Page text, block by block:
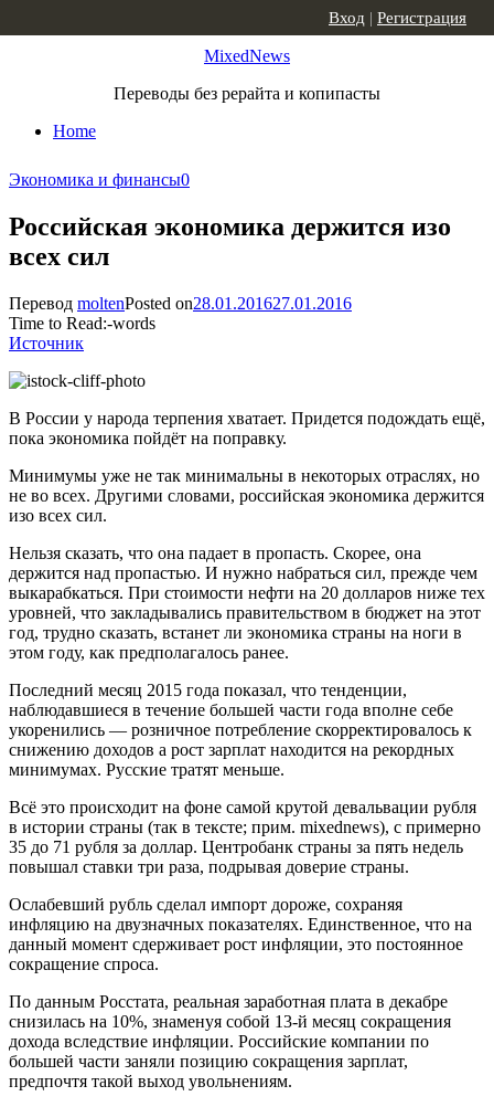
MixedNews
Переводы без рерайта и копипасты
Home
Вход | Регистрация
Экономика и финансы0
Российская экономика держится изо
всех сил
Перевод moltenPosted on28.01.201627.01.2016
Time to Read:-words
Источник
В России у народа терпения хватает. Придется подождать ещё,
пока экономика пойдёт на поправку.
Минимумы уже не так минимальны в некоторых отраслях, но
не во всех. Другими словами, российская экономика держится
изо всех сил.
Нельзя сказать, что она падает в пропасть. Скорее, она
держится над пропастью. И нужно набраться сил, прежде чем
выкарабкаться. При стоимости нефти на 20 долларов ниже тех
уровней, что закладывались правительством в бюджет на этот
год, трудно сказать, встанет ли экономика страны на ноги в
этом году, как предполагалось ранее.
Последний месяц 2015 года показал, что тенденции,
наблюдавшиеся в течение большей части года вполне себе
укоренились — розничное потребление скорректировалось к
снижению доходов а рост зарплат находится на рекордных
минимумах. Русские тратят меньше.
Всё это происходит на фоне самой крутой девальвации рубля
в истории страны (так в тексте; прим. mixednews), с примерно
35 до 71 рубля за доллар. Центробанк страны за пять недель
повышал ставки три раза, подрывая доверие страны.
Ослабевший рубль сделал импорт дороже, сохраняя
инфляцию на двузначных показателях. Единственное, что на
данный момент сдерживает рост инфляции, это постоянное
сокращение спроса.
По данным Росстата, реальная заработная плата в декабре
снизилась на 10%, знаменуя собой 13-й месяц сокращения
дохода вследствие инфляции. Российские компании по
большей части заняли позицию сокращения зарплат,
предпочтя такой выход увольнениям.